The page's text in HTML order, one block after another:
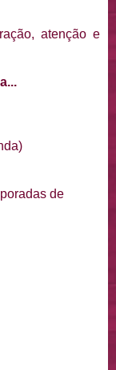
atenção e
de